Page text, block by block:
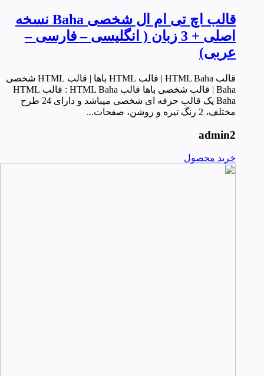
قالب اچ تی ام ال شخصی Baha نسخه
اصلی + 3 زبان ( انگلیسی – فارسی –
عربی)
قالب HTML Baha | قالب HTML باها | قالب HTML شخصی
Baha | قالب شخصی باها قالب HTML Baha : قالب HTML
Baha یک قالب حرفه ای شخصی میباشد و دارای 24 طرح
مختلف، 2 رنگ تیره و روشن، صفحات...
admin2
خرید محصول